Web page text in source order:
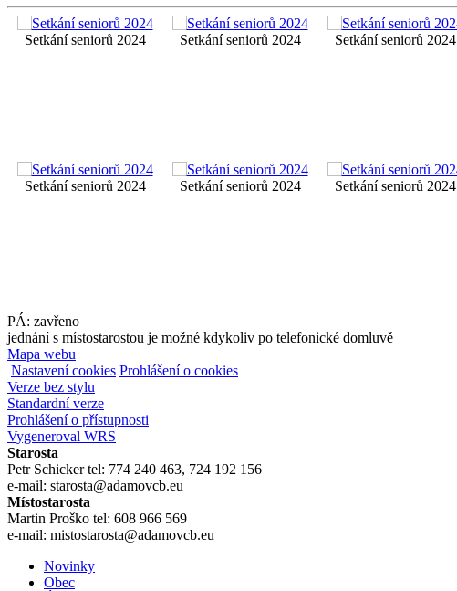
Setkání seniorů 2024 Setkání seniorů 2024 Setkání seniorů 2024
Setkání seniorů 2024 Setkání seniorů 2024 Setkání seniorů 2024
PÁ: zavřeno
jednání s místostarostou je možné kdykoliv po telefonické domluvě
Mapa webu
Nastavení cookies Prohlášení o cookies
Verze bez stylu
Standardní verze
Prohlášení o přístupnosti
Vygeneroval WRS
Starosta
Petr Schicker tel: 774 240 463, 724 192 156
e-mail: starosta@adamovcb.eu
Místostarosta
Martin Proško tel: 608 966 569
e-mail: mistostarosta@adamovcb.eu
Novinky
Obec